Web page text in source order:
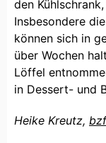
den
Insbesondere
können sich in
über Wochen
Löffel
in Dessert- und
Heike Kreutz,